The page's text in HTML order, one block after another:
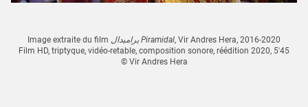
Image extraite du film یرامیدال Piramidal, Vir Andres Hera, 2016-2020
Film HD, triptyque, vidéo-retable, composition sonore, réédition 2020, 5'45
© Vir Andres Hera